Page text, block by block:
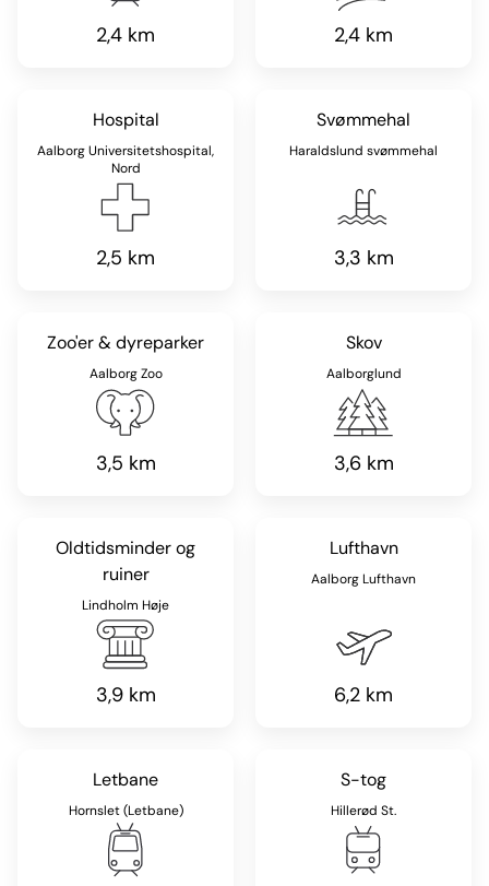
2,4 km 2,4 km
Hospital
Aalborg Universitetshospital,
Nord
2,5 km
Svømmehal
Haraldslund svømmehal
3,3 km
Zoo'er & dyreparker
Aalborg Zoo
3,5 km
Skov
Aalborglund
3,6 km
Oldtidsminder og
ruiner
Lindholm Høje
3,9 km
Lufthavn
Aalborg Lufthavn
6,2 km
Letbane
Hornslet (Letbane)
S-tog
Hillerød St.